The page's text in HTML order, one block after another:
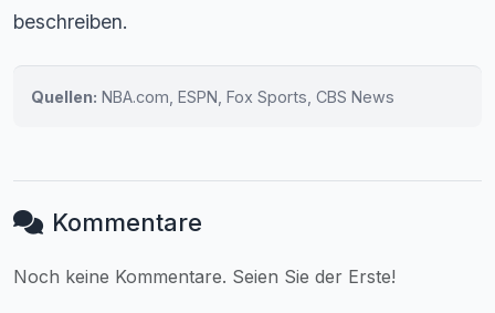
beschreiben.
Quellen: NBA.com, ESPN, Fox Sports, CBS News
Kommentare
Noch keine Kommentare. Seien Sie der Erste!